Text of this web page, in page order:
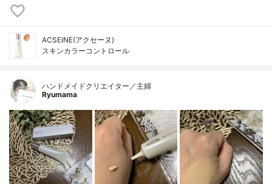
ACSEINE(アクセーヌ)
スキンカラーコントロール
ハンドメイドクリエイター／主婦
Ryumama